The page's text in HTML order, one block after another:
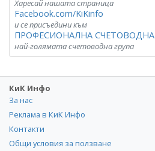
Харесай нашата страница
Facebook.com/KiKinfo
и се присъедини към
ПРОФЕСИОНАЛНА
най-голямата счетоводна група
КиК Инфо
За нас
Реклама в КиК Инфо
Контакти
Общи условия за ползване